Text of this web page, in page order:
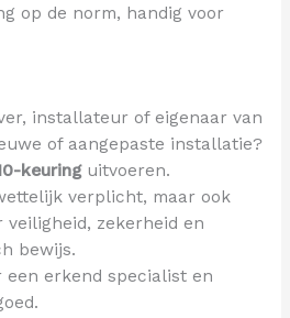
op de norm, handig voor
installateur of eigenaar van
of aangepaste installatie?
keuringuitvoeren.
verplicht, maar ook
veiligheid, zekerheid en
bewijs.
erkend specialist en